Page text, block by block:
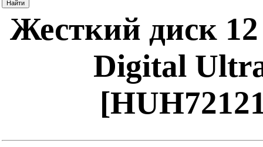
Жесткий диск
Digital